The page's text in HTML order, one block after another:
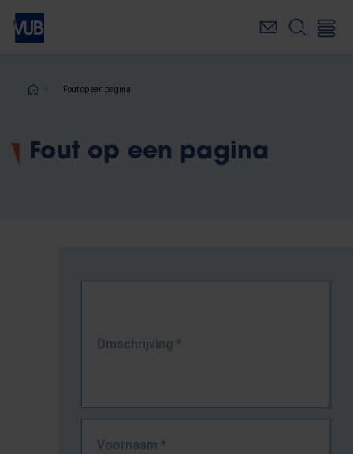
Overslaan
naar
inhoudKruimelpad
Fout op een pagina
Fout op een pagina
Omschrijving *
Voornaam *